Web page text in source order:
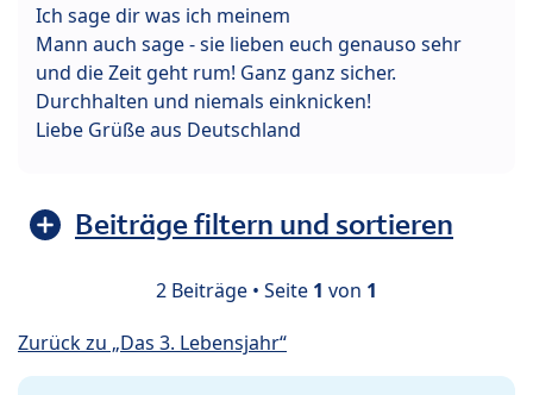
Ich sage dir was ich meinem
Mann auch sage - sie lieben euch genauso sehr
und die Zeit geht rum! Ganz ganz sicher.
Durchhalten und niemals einknicken!
Liebe Grüße aus Deutschland
Beiträge filtern und sortieren
2 Beiträge • Seite 1 von 1
Zurück zu „Das 3. Lebensjahr“